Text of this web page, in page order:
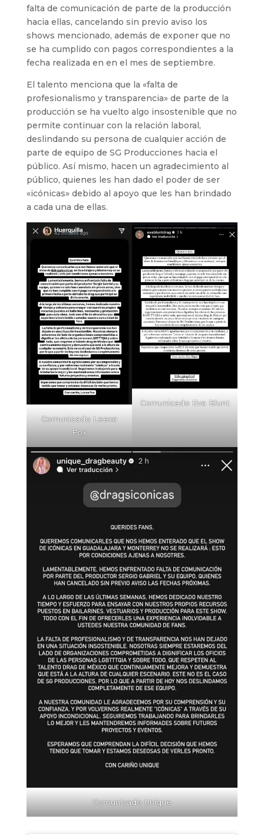
falta de comunicación de parte de la producción
hacia ellas, cancelando sin previo aviso los
shows mencionado, además de exponer que no
se ha cumplido con pagos correspondientes a la
fecha realizada en en el mes de septiembre.
El talento menciona que la «falta de
profesionalismo y transparencia» de parte de la
producción se ha vuelto algo insostenible que no
permite continuar con la relación laboral,
deslindando su persona de cualquier acción de
parte de equipo de SG Producciones hacia el
público. Así mismo, hacen un agradecimiento al
público, quienes les han dado el poder de ser
«icónicas» debido al apoyo que les han brindado
a cada una de ellas.
Comunicado Leexa
Fox
Comunicado Eva Blunt
Comunicado Unique